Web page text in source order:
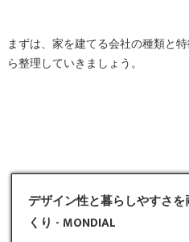
まずは、家を建てる会社の種類と
ら整理していきましょう。
デザイン性と暮らしやすさ
くり - MONDIAL